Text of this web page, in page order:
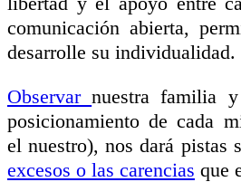
comunicación abierta,
desarrolle su individualidad.
Observarnuestra familia
posicionamiento de cada
el nuestro), nos dará pistas
excesos o las carencias que